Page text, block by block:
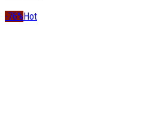
-76% Hot